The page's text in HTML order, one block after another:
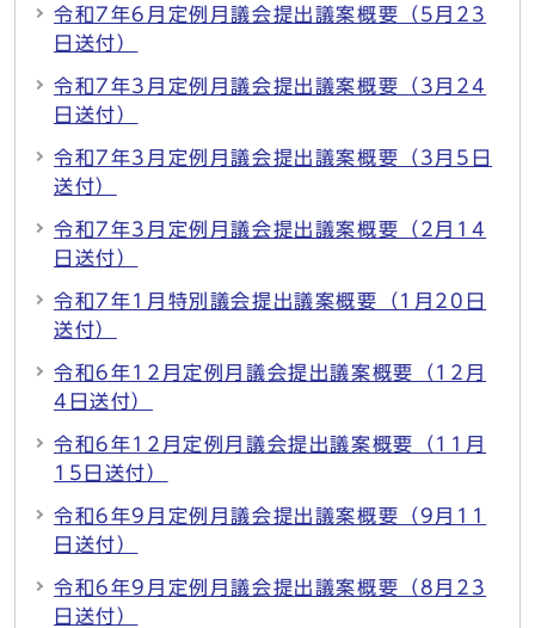
令和7年6月定例月議会提出議案概要（5月23
日送付）
令和7年3月定例月議会提出議案概要（3月24
日送付）
令和7年3月定例月議会提出議案概要（3月5日
送付）
令和7年3月定例月議会提出議案概要（2月14
日送付）
令和7年1月特別議会提出議案概要（1月20日
送付）
令和6年12月定例月議会提出議案概要（12月
4日送付）
令和6年12月定例月議会提出議案概要（11月
15日送付）
令和6年9月定例月議会提出議案概要（9月11
日送付）
令和6年9月定例月議会提出議案概要（8月23
日送付）